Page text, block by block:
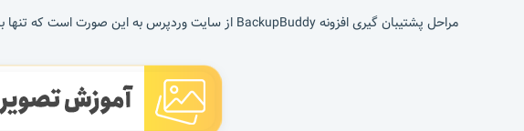
مراحل پشتیبان گیری افزونه BackupBuddy از سایت وردپرس به این صورت است که تنها با چند کلیک، از وب سایت وردپرس شما از داخل داشبورد وردپرس پشتیبان گیری می کند.